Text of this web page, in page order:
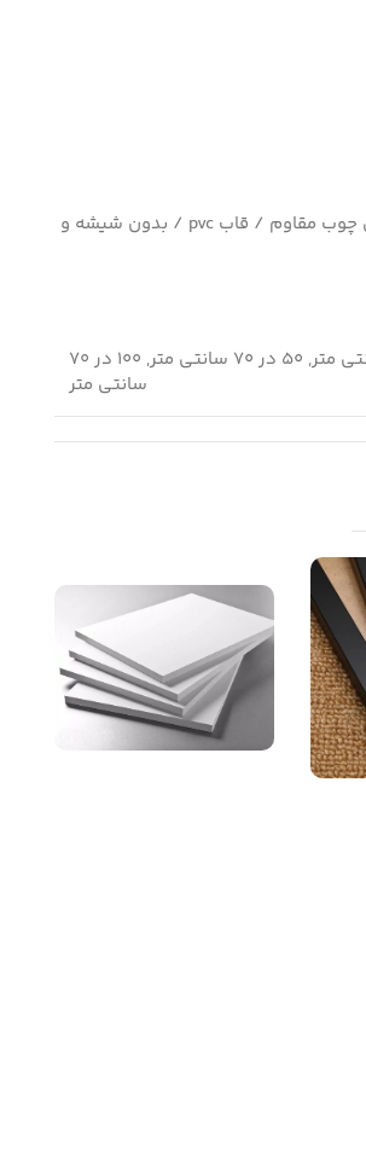
چاپ بسیار با کیفیت کاغذ سیلک عکاسی / بر روی شاسی چوب مقاوم / قاب pvc / بدون شیشه و
120 در 80 سانتی متر, 30 در 40 سانتی متر, 50 در 70 سانتی متر, 100 در 70
سانتی متر